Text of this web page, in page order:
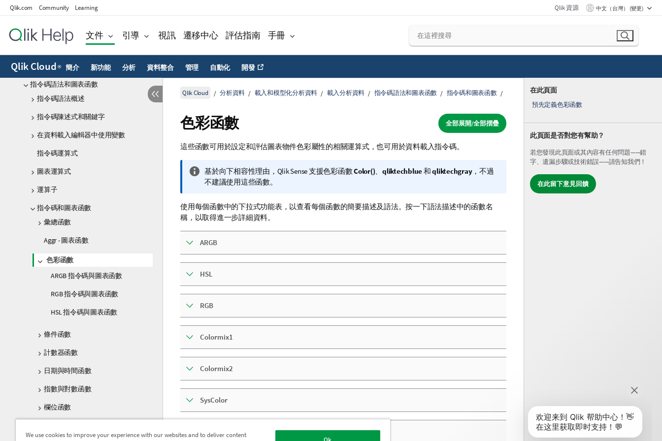
Qlik.com Community Learning Qlik 資源 中文（台灣） (變更)
文件 引導 視訊 遷移中心 評估指南 手冊
Qlik Cloud ® 簡介 新功能 分析 資料整合 管理 自動化 開發
Qlik 資料閘道 - 直接存取
Qlik Cloud 分析中的資料來源
Qlik Cloud 分析 中的分析來源
指令碼語法和圖表函數
指令碼語法概述
指令碼陳述式和關鍵字
在資料載入編輯器中使用變數
指令碼運算式
圖表運算式
運算子
指令碼和圖表函數
彙總函數
Aggr - 圖表函數
色彩函數
ARGB 指令碼與圖表函數
RGB 指令碼與圖表函數
HSL 指令碼與圖表函數
條件函數
計數器函數
日期與時間函數
指數與對數函數
欄位函數
在此頁面
預先定義色彩函數
此頁面是否對您有幫助？
若您發現此頁面或其內容有任何問題——錯
字、遺漏步驟或技術錯誤——請告知我們！
在此留下意見回饋
Qlik Cloud 分析資料 載入和模型化分析資料 載入分析資料 指令碼語法和圖表函數 指令碼和圖表函數
全部展開/全部摺疊
色彩函數
這些函數可用於設定和評估圖表物件色彩屬性的相關運算式，也可用於資料載入指令碼。
資
訊
註
基於向下相容性理由， Qlik Sense支援色彩函數Color()、 qliktechblue和qliktechgray，不過
不建議使用這些函數。
使用每個函數中的下拉式功能表，以查看每個函數的簡要描述及語法。按一下語法描述中的函數名
稱，以取得進一步詳細資料。
ARGB
HSL
RGB
Colormix1
Colormix2
SysColor
ColorMapHue
We use cookies to improve your experience with our websites and to deliver content